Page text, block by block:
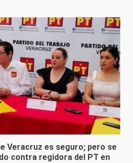
Veracruz es seguro; pero se
contra regidora del PT en